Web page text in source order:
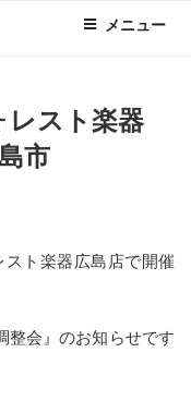
メニュー
レスト楽器
市
ト楽器広島店で開催
整会』のお知らせです